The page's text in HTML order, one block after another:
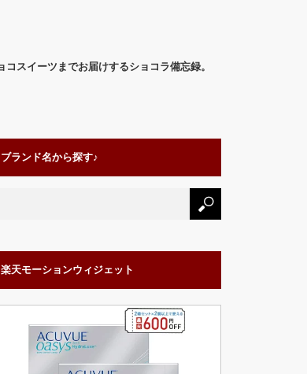
スイーツまでお届けするショコラ備忘録。
ブランド名から探す♪
楽天モーションウィジェット